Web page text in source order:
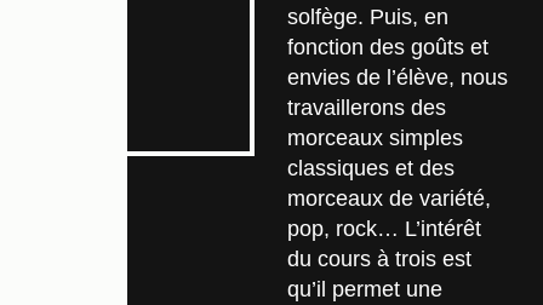
solfège. Puis, en
fonction des goûts et
envies de l’élève, nous
travaillerons des
morceaux simples
classiques et des
morceaux de variété,
pop, rock… L’intérêt
du cours à trois est
qu’il permet une